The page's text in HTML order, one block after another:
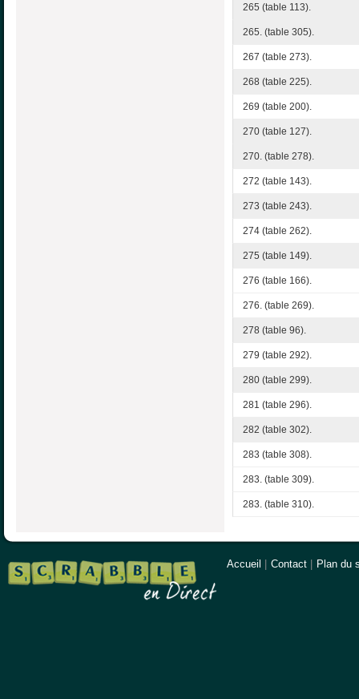
265 (table 113).
265. (table 305).
267 (table 273).
268 (table 225).
269 (table 200).
270 (table 127).
270. (table 278).
272 (table 143).
273 (table 243).
274 (table 262).
275 (table 149).
276 (table 166).
276. (table 269).
278 (table 96).
279 (table 292).
280 (table 299).
281 (table 296).
282 (table 302).
283 (table 308).
283. (table 309).
283. (table 310).
Accueil Contact Plan du